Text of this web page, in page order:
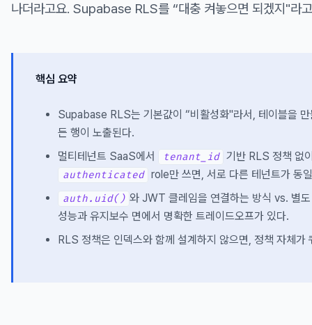
나더라고요. Supabase RLS를 “대충 켜놓으면 되겠지"라
핵심 요약
Supabase RLS는 기본값이 “비활성화"라서, 테이블을
든 행이 노출된다.
멀티테넌트 SaaS에서
tenant_id 기반 RLS 정책 없
authenticated role만 쓰면, 서로 다른 테넌트가 동
auth.uid() 와 JWT 클레임을 연결하는 방식 vs. 별
성능과 유지보수 면에서 명확한 트레이드오프가 있다.
RLS 정책은 인덱스와 함께 설계하지 않으면, 정책 자체가